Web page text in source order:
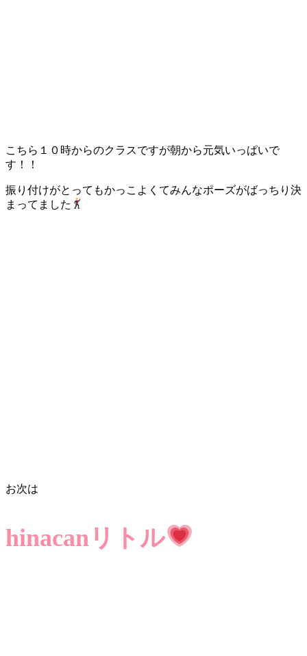
こちら１０時からのクラスですが朝から元気いっぱいで
す！！
振り付けがとってもかっこよくてみんなポーズがばっちり決
まってました
お次は
hinacanリトル